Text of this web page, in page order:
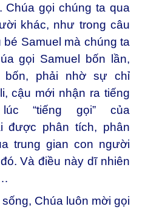
Chúa gọi chúng ta qua
khác, như trong câu
Samuel mà chúng ta
gọi Samuel bốn lần,
phải nhờ sự chỉ
cậu mới nhận ra tiếng
“tiếng gọi” của
được phân tích, phân
trung gian con người
Và điều này dĩ nhiên
Chúa luôn mời gọi